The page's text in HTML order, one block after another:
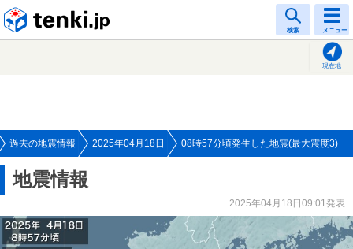
検索 メニュー
現在地
過去の地震情報 2025年04月18日 08時57分頃発生した地震(最大震度3)
地震情報
2025年04月18日09:01発表